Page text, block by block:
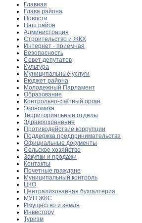
Главная
Глава района
Новости
Наш район
Администрация
Строительство и ЖКХ
Интернет - приемная
Безопасность
Совет депутатов
Культура
Муниципальные услуги
Бюджет района
Молодежный Парламент
Образование
Контрольно-счётный орган
Экономика
Территориальные отделы
Здравоохранение
Противодействие коррупции
Поддержка предпринимательства
Официальные документы
Сельское хозяйство
Закупки и продажи
Контакты
Почетные граждане
Муниципальный контроль
ЦКО
Централизованная бухгалтерия
МУП ЖКС
Имущество и земля
Инвестору
Туризм